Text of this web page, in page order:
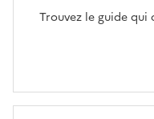
Trouvez le guide